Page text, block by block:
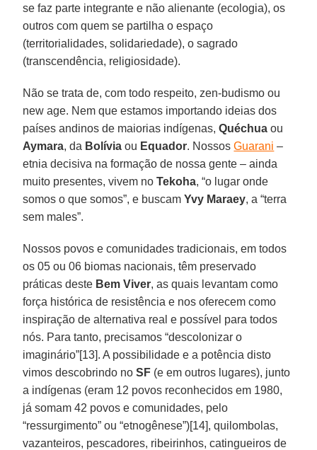
se faz parte integrante e não alienante (ecologia), os
outros com quem se partilha o espaço
(territorialidades, solidariedade), o sagrado
(transcendência, religiosidade).
Não se trata de, com todo respeito, zen-budismo ou
new age. Nem que estamos importando ideias dos
países andinos de maiorias indígenas,Quéchua ou
Aymara, da Bolívia ou Equador. NossosGuarani –
etnia decisiva na formação de nossa gente – ainda
muito presentes, vivem noTekoha, “o lugar onde
somos o que somos”, e buscamYvy Maraey, a “terra
sem males”.
Nossos povos e comunidades tradicionais, em todos
os 05 ou 06 biomas nacionais, têm preservado
práticas deste Bem Viver, as quais levantam como
força histórica de resistência e nos oferecem como
inspiração de alternativa real e possível para todos
nós. Para tanto, precisamos “descolonizar o
imaginário”[13]. A possibilidade e a potência disto
vimos descobrindo noSF (e em outros lugares), junto
a indígenas (eram 12 povos reconhecidos em 1980,
já somam 42 povos e comunidades, pelo
“ressurgimento” ou “etnogênese”)[14], quilombolas,
vazanteiros, pescadores, ribeirinhos, catingueiros de